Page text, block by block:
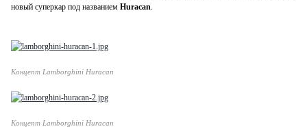
новый суперкар под названием Huracan.
Концепт Lamborghini Huracan
Концепт Lamborghini Huracan